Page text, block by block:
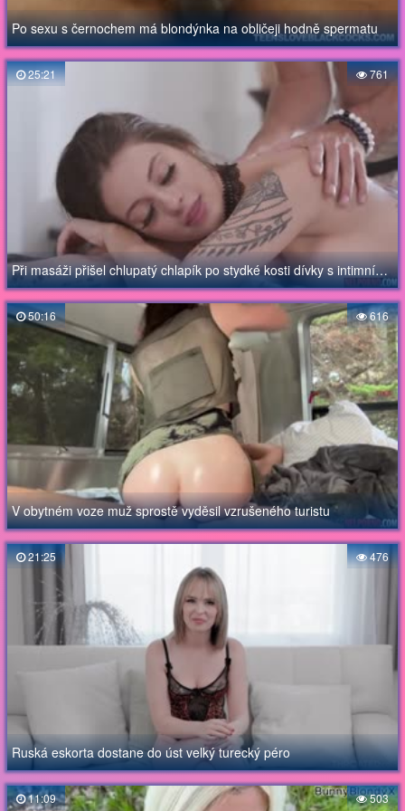
Po sexu s černochem má blondýnka na obličeji hodně spermatu
25:21 761
Při masáži přišel chlupatý chlapík po stydké kosti dívky s intimním tetováním
50:16 616
V obytném voze muž sprostě vyděsil vzrušeného turistu
21:25 476
Ruská eskorta dostane do úst velký turecký péro
11:09 503